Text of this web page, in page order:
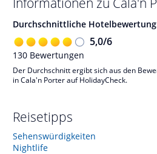
Durchschnittliche
5,0/6
130 Bewertungen
Der Durchschnitt ergibt sich aus den
in Cala'n Porter auf HolidayCheck.
Reisetipps
Sehenswürdigkeiten
Nightlife